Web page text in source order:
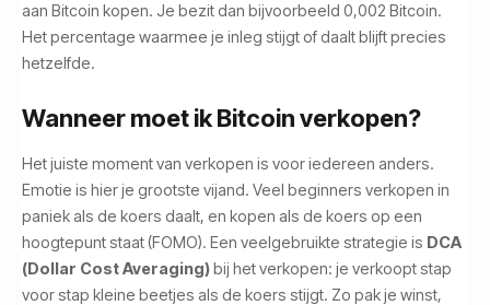
aan Bitcoin kopen. Je bezit dan bijvoorbeeld 0,002 Bitcoin.
Het percentage waarmee je inleg stijgt of daalt blijft precies
hetzelfde.
Wanneer moet ik Bitcoin verkopen?
Het juiste moment van verkopen is voor iedereen anders.
Emotie is hier je grootste vijand. Veel beginners verkopen in
paniek als de koers daalt, en kopen als de koers op een
hoogtepunt staat (FOMO). Een veelgebruikte strategie is DCA
(Dollar Cost Averaging)bij het verkopen: je verkoopt stap
voor stap kleine beetjes als de koers stijgt. Zo pak je winst,